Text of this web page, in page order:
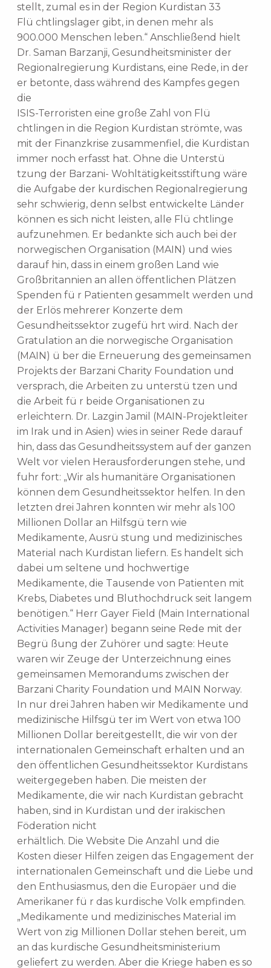
stellt, zumal es in der Region Kurdistan 33
Flü chtlingslager gibt, in denen mehr als
900.000 Menschen leben.“ Anschließend hielt
Dr. Saman Barzanji, Gesundheitsminister der
Regionalregierung Kurdistans, eine Rede, in der
er betonte, dass während des Kampfes gegen
die
ISIS-Terroristen eine große Zahl von Flü
chtlingen in die Region Kurdistan strömte, was
mit der Finanzkrise zusammenfiel, die Kurdistan
immer noch erfasst hat. Ohne die Unterstü
tzung der Barzani- Wohltätigkeitsstiftung wäre
die Aufgabe der kurdischen Regionalregierung
sehr schwierig, denn selbst entwickelte Länder
können es sich nicht leisten, alle Flü chtlinge
aufzunehmen. Er bedankte sich auch bei der
norwegischen Organisation (MAIN) und wies
darauf hin, dass in einem großen Land wie
Großbritannien an allen öffentlichen Plätzen
Spenden fü r Patienten gesammelt werden und
der Erlös mehrerer Konzerte dem
Gesundheitssektor zugefü hrt wird. Nach der
Gratulation an die norwegische Organisation
(MAIN) ü ber die Erneuerung des gemeinsamen
Projekts der Barzani Charity Foundation und
versprach, die Arbeiten zu unterstü tzen und
die Arbeit fü r beide Organisationen zu
erleichtern. Dr. Lazgin Jamil (MAIN-Projektleiter
im Irak und in Asien) wies in seiner Rede darauf
hin, dass das Gesundheitssystem auf der ganzen
Welt vor vielen Herausforderungen stehe, und
fuhr fort: „Wir als humanitäre Organisationen
können dem Gesundheitssektor helfen. In den
letzten drei Jahren konnten wir mehr als 100
Millionen Dollar an Hilfsgü tern wie
Medikamente, Ausrü stung und medizinisches
Material nach Kurdistan liefern. Es handelt sich
dabei um seltene und hochwertige
Medikamente, die Tausende von Patienten mit
Krebs, Diabetes und Bluthochdruck seit langem
benötigen.“ Herr Gayer Field (Main International
Activities Manager) begann seine Rede mit der
Begrü ßung der Zuhörer und sagte: Heute
waren wir Zeuge der Unterzeichnung eines
gemeinsamen Memorandums zwischen der
Barzani Charity Foundation und MAIN Norway.
In nur drei Jahren haben wir Medikamente und
medizinische Hilfsgü ter im Wert von etwa 100
Millionen Dollar bereitgestellt, die wir von der
internationalen Gemeinschaft erhalten und an
den öffentlichen Gesundheitssektor Kurdistans
weitergegeben haben. Die meisten der
Medikamente, die wir nach Kurdistan gebracht
haben, sind in Kurdistan und der irakischen
Föderation nicht
erhältlich. Die Website Die Anzahl und die
Kosten dieser Hilfen zeigen das Engagement der
internationalen Gemeinschaft und die Liebe und
den Enthusiasmus, den die Europäer und die
Amerikaner fü r das kurdische Volk empfinden.
„Medikamente und medizinisches Material im
Wert von zig Millionen Dollar stehen bereit, um
an das kurdische Gesundheitsministerium
geliefert zu werden. Aber die Kriege haben es so